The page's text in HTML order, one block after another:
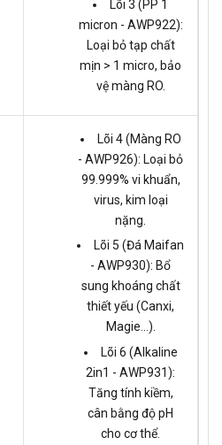
Lõi 3 (PP 1
micron - AWP922):
Loại bỏ tạp chất
mịn > 1 micro, bảo
vệ màng RO.
Lõi 4 (Màng RO
- AWP926): Loại bỏ
99.999% vi khuẩn,
virus, kim loại
nặng.
Lõi 5 (Đá Maifan
- AWP930): Bổ
sung khoáng chất
thiết yếu (Canxi,
Magie...).
Lõi 6 (Alkaline
2in1 - AWP931):
Tăng tính kiềm,
cân bằng độ pH
cho cơ thể.